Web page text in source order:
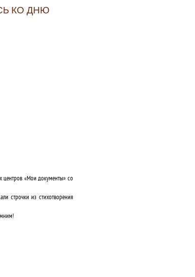
КО ДНЮ
центров «Мои документы» со
строчки из стихотворения